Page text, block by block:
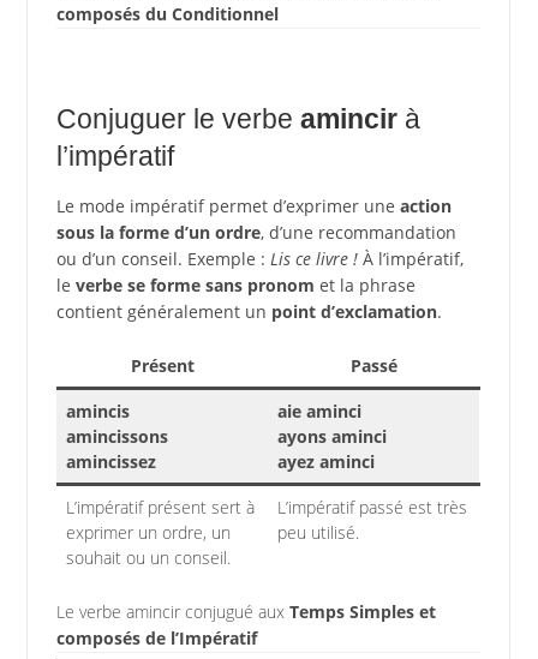
composés du Conditionnel
Conjuguer le verbe amincirà
l’impératif
Le mode impératif permet d’exprimer une action
sous la forme d’un ordre, d’une recommandation
ou d’un conseil. Exemple : Lis ce livre !À l’impératif,
le verbe se forme sans pronom et la phrase
contient généralement un point d’exclamation.
Présent
Passé
amincis
amincissons
amincissez
aie aminci
ayons aminci
ayez aminci
L’impératif présent sert à
exprimer un ordre, un
souhait ou un conseil.
L’impératif passé est très
peu utilisé.
Le verbe amincir conjugué aux Temps Simples et
composés de l’Impératif